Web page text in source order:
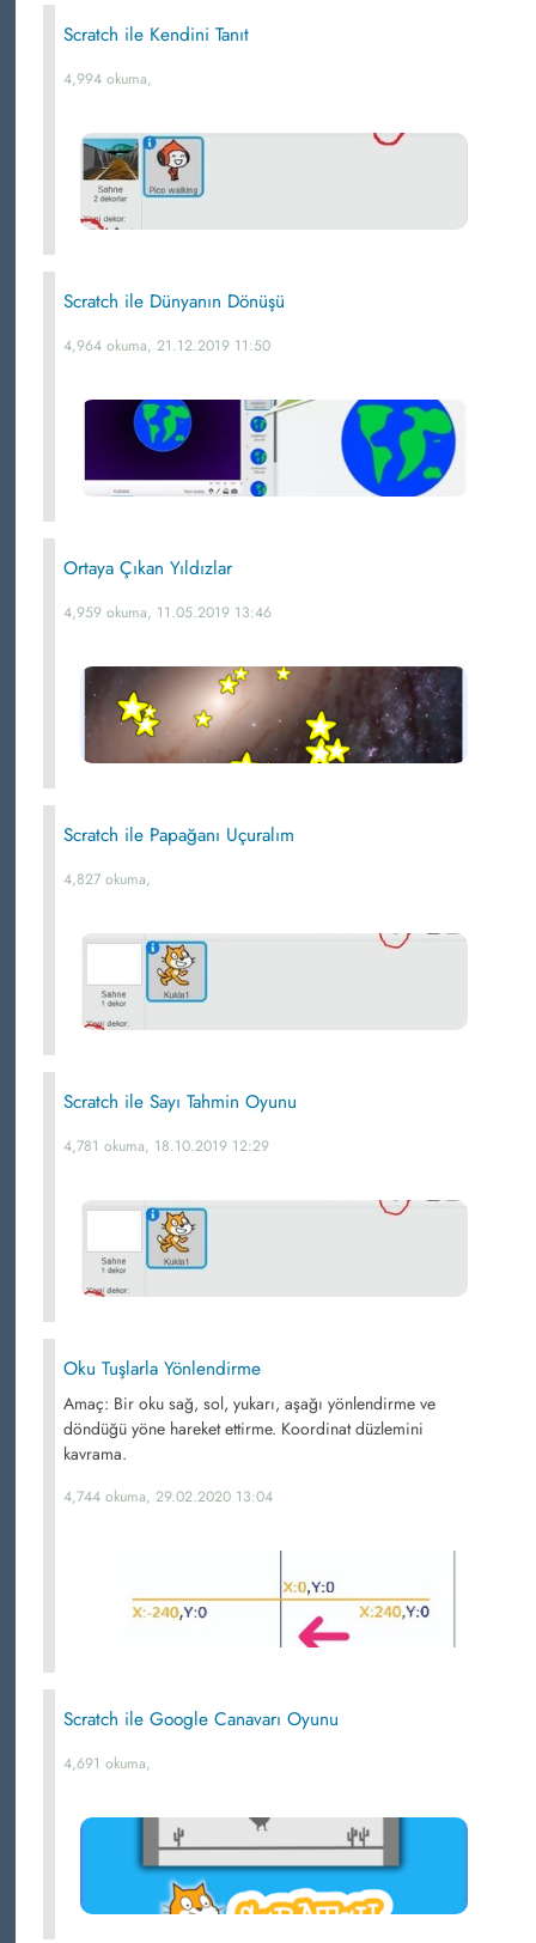
Scratch ile Kendini Tanıt
4,994 okuma,
Scratch ile Dünyanın Dönüşü
4,964 okuma, 21.12.2019 11:50
Ortaya Çıkan Yıldızlar
4,959 okuma, 11.05.2019 13:46
Scratch ile Papağanı Uçuralım
4,827 okuma,
Scratch ile Sayı Tahmin Oyunu
4,781 okuma, 18.10.2019 12:29
Oku Tuşlarla Yönlendirme
Amaç: Bir oku sağ, sol, yukarı, aşağı yönlendirme ve
döndüğü yöne hareket ettirme. Koordinat düzlemini
kavrama.
4,744 okuma, 29.02.2020 13:04
Scratch ile Google Canavarı Oyunu
4,691 okuma,